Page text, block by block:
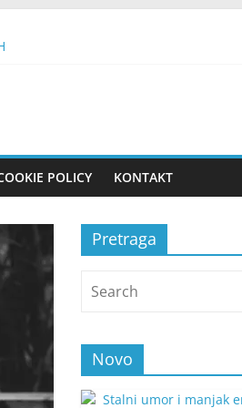
i otkazala venčanje
koju je saznala promijenila joj je život
POLICY KONTAKT
Pretraga
Novo